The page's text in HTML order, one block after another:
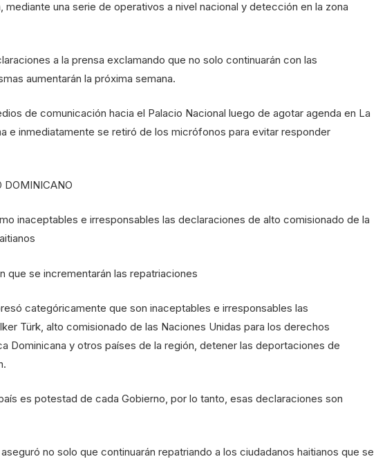
mediante una serie de operativos a nivel nacional y detección en la zona
a la prensa exclamando que no solo continuarán con las
aumentarán la próxima semana.
de comunicación hacia el Palacio Nacional luego de agotar agenda en La
e inmediatamente se retiró de los micrófonos para evitar responder
DOMINICANO
inaceptables e irresponsables las declaraciones de alto comisionado de la
que se incrementarán las repatriaciones
categóricamente que son inaceptables e irresponsables las
Türk, alto comisionado de las Naciones Unidas para los derechos
Dominicana y otros países de la región, detener las deportaciones de
es potestad de cada Gobierno, por lo tanto, esas declaraciones son
no solo que continuarán repatriando a los ciudadanos haitianos que se